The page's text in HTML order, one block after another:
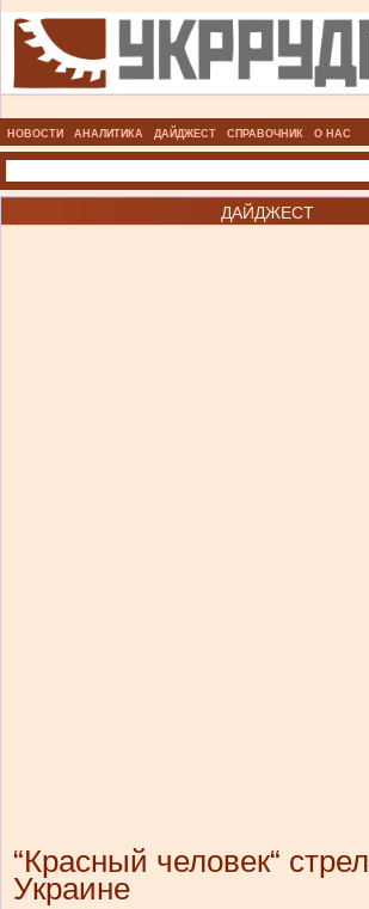
НОВОСТИ АНАЛИТИКА ДАЙДЖЕСТ СПРАВОЧНИК О НАС
ДАЙДЖЕСТ
“Красный человек“
Украине